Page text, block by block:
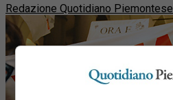
Redazione Quotidiano Piemontese